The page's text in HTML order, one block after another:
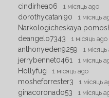
cindirhea06 1 місяць ago
dorothycatani90 1 місяць
Narkologicheskaya
deangelo7343 1 місяць ago
anthonyeden9259 1
jerrybennet0461 1 місяць
Hollyfug 1 місяць ago
mosheforrester3 1 місяць
ginacoronado53 1 місяць